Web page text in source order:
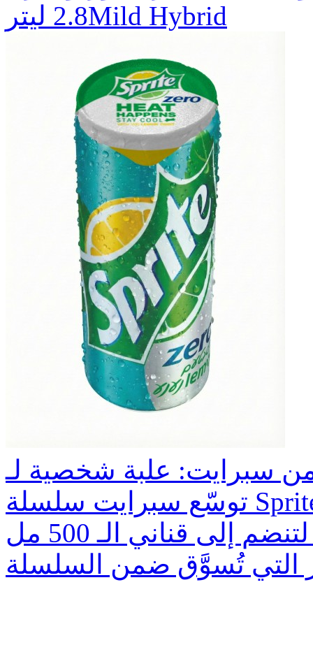
2.8 ليترMild Hybrid
توسّع سبرايت سلسلة Sprite ZERO ليمون نعناع عبر إطلاق
علبة شخصية بسعة 330 مل، لتنضم إلى قناني الـ 500 مل